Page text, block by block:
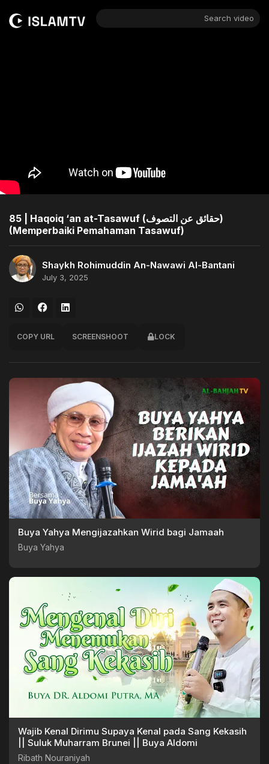
Search video
85 | Haqoiq ‘an at-Tasawuf (حقائق عن التصوف)
(Memperbaiki Pemahaman Tasawuf)
Shaykh Rohimuddin An-Nawawi Al-Bantani
July 3, 2025
COPY URL SCREENSHOOT LOCK
Buya Yahya Mengijazahkan Wirid bagi Jamaah
Buya Yahya
Wajib Kenal Dirimu Supaya Kenal pada Sang Kekasih
|| Suluk Muharram Brunei || Buya Aldomi
Ribath Nouraniyah